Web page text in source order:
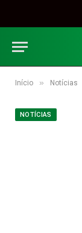
Início » Notícias
NOTÍCIAS